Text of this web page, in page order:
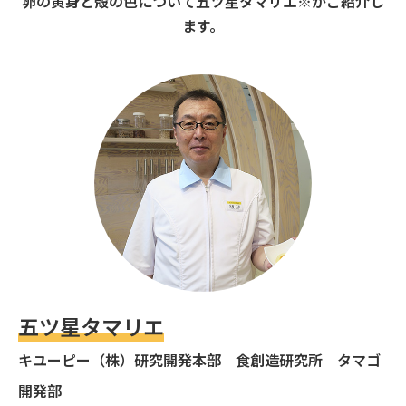
ます。
五ツ星タマリエ
キユーピー（株）研究開発本部 食創造研究所 タマゴ
開発部